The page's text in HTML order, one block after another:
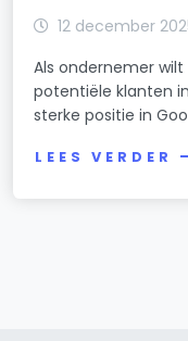
12 december
Als ondernemer
potentiële klanten
sterke positie in
LEES VERDER